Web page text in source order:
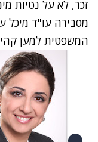
זכר, לא על נטיות
מסבירה עו"ד מיכל
המשפטית למען